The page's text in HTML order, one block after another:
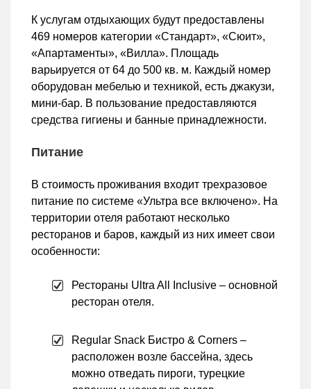
К услугам отдыхающих будут предоставлены
469 номеров категории «Стандарт», «Сюит»,
«Апартаменты», «Вилла». Площадь
варьируется от 64 до 500 кв. м. Каждый номер
оборудован мебелью и техникой, есть джакузи,
мини-бар. В пользование предоставляются
средства гигиены и банные принадлежности.
Питание
В стоимость проживания входит трехразовое
питание по системе «Ультра все включено». На
территории отеля работают несколько
ресторанов и баров, каждый из них имеет свои
особенности:
Рестораны Ultra All Inclusive – основной
ресторан отеля.
Regular Snack Бистро & Corners –
расположен возле бассейна, здесь
можно отведать пироги, турецкие